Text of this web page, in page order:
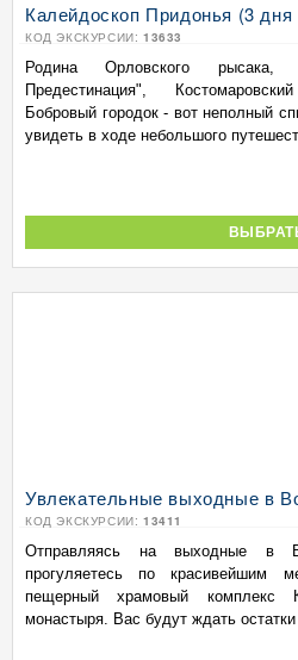
Калейдоскоп Придонья (3
КОД ЭКСКУРСИИ: 13633
Родина Орловского
Предестинация",
Бобровый городок - вот неполный
увидеть в ходе небольшого
Увлекательные выходные в
КОД ЭКСКУРСИИ: 13411
Отправляясь на выходные в
прогуляетесь по красивейшим
пещерный храмовый комплекс
монастыря. Вас будут ждать